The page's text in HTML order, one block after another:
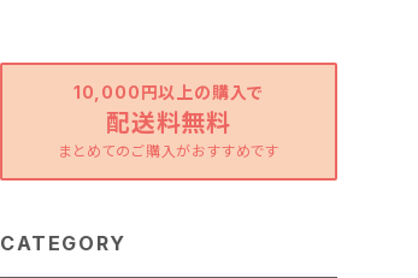
10,000円以上の購入で
配送料無料
まとめてのご購入がおすすめです
CATEGORY